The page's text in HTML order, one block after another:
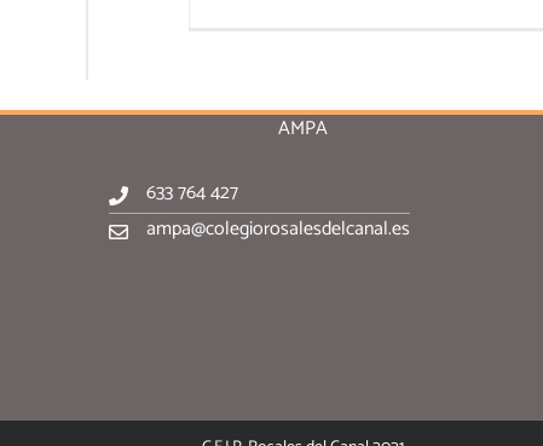
AMPA
633 764 427
ampa@colegiorosalesdelcanal.es